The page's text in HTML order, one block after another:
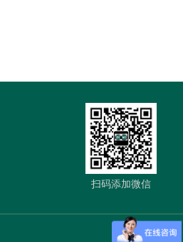
扫码添加微信
SiteMap